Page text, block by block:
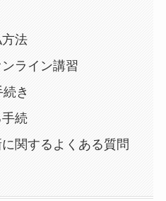
法
ライン講習
き
続
関するよくある質問